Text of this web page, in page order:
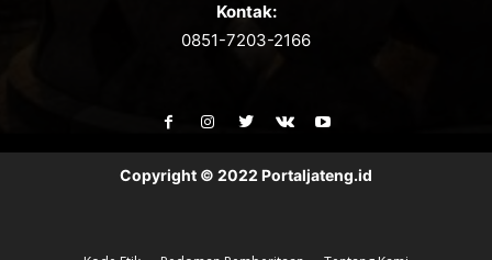
Kontak:
0851-7203-2166
Copyright © 2022 Portaljateng.id